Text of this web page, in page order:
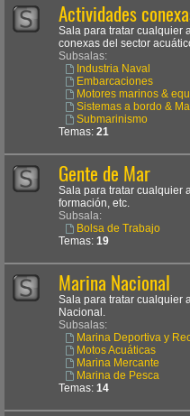
Actividades
Sala para tratar cualquier
conexas del sector
Subsalas:
Industria Naval
Embarcaciones
Motores marinos &
Sistemas a bordo &
Submarinismo
Temas: 21
Gente de Mar
Sala para tratar cualquier
formación, etc.
Subsala:
Bolsa de Trabajo
Temas: 19
Marina Nacional
Sala para tratar cualquier
Nacional.
Subsalas:
Marina Deportiva y
Motos Acuáticas
Marina Mercante
Marina de Pesca
Temas: 14